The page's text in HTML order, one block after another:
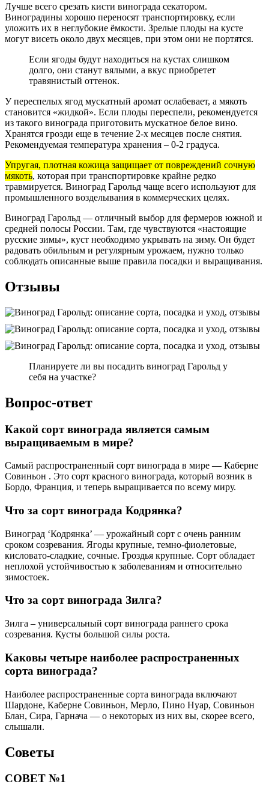
Лучше всего срезать кисти винограда секатором.
Виноградины хорошо переносят транспортировку, если
уложить их в неглубокие ёмкости. Зрелые плоды на кусте
могут висеть около двух месяцев, при этом они не портятся.
Если ягоды будут находиться на кустах слишком
долго, они станут вялыми, а вкус приобретет
травянистый оттенок.
У переспелых ягод мускатный аромат ослабевает, а мякоть
становится «жидкой». Если плоды переспели, рекомендуется
из такого винограда приготовить мускатное белое вино.
Хранятся грозди еще в течение 2-х месяцев после снятия.
Рекомендуемая температура хранения – 0-2 градуса.
Упругая, плотная кожица защищает от повреждений сочную
мякоть, которая при транспортировке крайне редко
травмируется. Виноград Гарольд чаще всего используют для
промышленного возделывания в коммерческих целях.
Виноград Гарольд — отличный выбор для фермеров южной и
средней полосы России. Там, где чувствуются «настоящие
русские зимы», куст необходимо укрывать на зиму. Он будет
радовать обильным и регулярным урожаем, нужно только
соблюдать описанные выше правила посадки и выращивания.
Отзывы
Планируете ли вы посадить виноград Гарольд у
себя на участке?
Вопрос-ответ
Какой сорт винограда является самым
выращиваемым в мире?
Самый распространенный сорт винограда в мире — Каберне
Совиньон . Это сорт красного винограда, который возник в
Бордо, Франция, и теперь выращивается по всему миру.
Что за сорт винограда Кодрянка?
Виноград ‘Кодрянка’ — урожайный сорт с очень ранним
сроком созревания. Ягоды крупные, темно-фиолетовые,
кисловато-сладкие, сочные. Гроздья крупные. Сорт обладает
неплохой устойчивостью к заболеваниям и относительно
зимостоек.
Что за сорт винограда Зилга?
Зилга – универсальный сорт винограда раннего срока
созревания. Кусты большой силы роста.
Каковы четыре наиболее распространенных
сорта винограда?
Наиболее распространенные сорта винограда включают
Шардоне, Каберне Совиньон, Мерло, Пино Нуар, Совиньон
Блан, Сира, Гарнача — о некоторых из них вы, скорее всего,
слышали.
Советы
СОВЕТ №1